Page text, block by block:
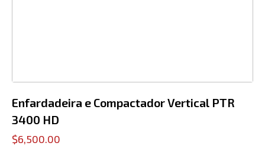
Enfardadeira e Compactador Vertical PTR
3400 HD
$6,500.00